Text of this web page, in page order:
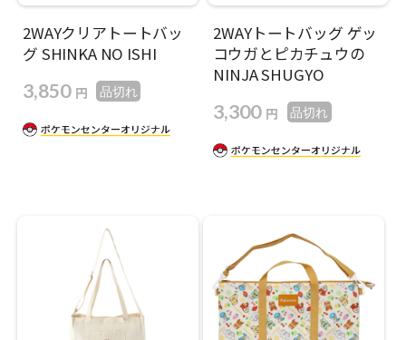
2WAYクリアトートバッ
グ SHINKA NO ISHI
3,850 円 品切れ
2WAYトートバッグ ゲッ
コウガとピカチュウの
NINJA SHUGYO
3,300 円 品切れ